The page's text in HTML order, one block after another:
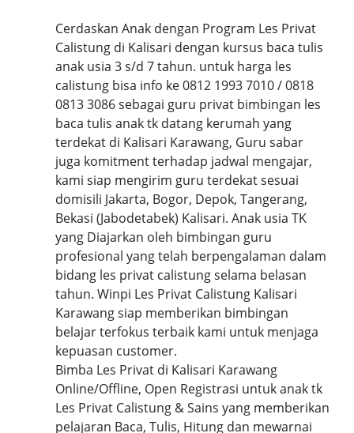
Cerdaskan Anak dengan Program Les Privat
Calistung di Kalisari dengan kursus baca tulis
anak usia 3 s/d 7 tahun. untuk harga les
calistung bisa info ke 0812 1993 7010 / 0818
0813 3086 sebagai guru privat bimbingan les
baca tulis anak tk datang kerumah yang
terdekat di Kalisari Karawang, Guru sabar
juga komitment terhadap jadwal mengajar,
kami siap mengirim guru terdekat sesuai
domisili Jakarta, Bogor, Depok, Tangerang,
Bekasi (Jabodetabek) Kalisari. Anak usia TK
yang Diajarkan oleh bimbingan guru
profesional yang telah berpengalaman dalam
bidang les privat calistung selama belasan
tahun. Winpi Les Privat Calistung Kalisari
Karawang siap memberikan bimbingan
belajar terfokus terbaik kami untuk menjaga
kepuasan customer.
Bimba Les Privat di Kalisari Karawang
Online/Offline, Open Registrasi untuk anak tk
Les Privat Calistung & Sains yang memberikan
pelajaran Baca, Tulis, Hitung dan mewarnai